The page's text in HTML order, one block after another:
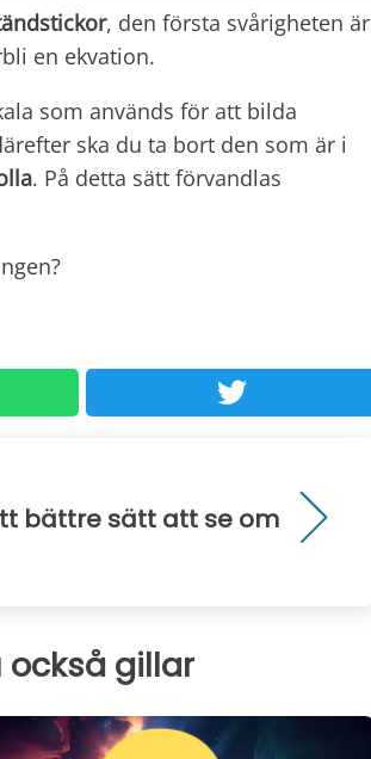
, den första svårigheten är
en ekvation.
som används för att bilda
ska du ta bort den som är i
. På detta sätt förvandlas
bättre sätt att se om
också gillar